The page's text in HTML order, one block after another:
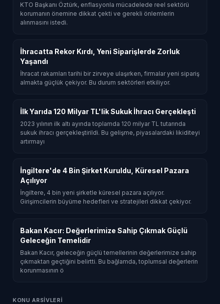
KTO Başkanı Öztürk, enflasyonla mücadelede reel sektörü
korumanın önemine dikkat çekti ve gerekli önlemlerin
alınmasını istedi.
İhracatta Rekor Kırdı, Yeni Siparişlerde Zorluk
Yaşandı
İhracat rakamları tarihi bir zirveye ulaşırken, firmalar yeni sipariş
almakta güçlük çekiyor. Bu durum sektörleri etkiliyor.
İlk Yarıda 120 Milyar TL'lik Sukuk İhracı Gerçekleşti
2023 yılının ilk altı ayında toplamda 120 milyar TL tutarında
sukuk ihracı gerçekleştirildi. Bu gelişme, piyasalardaki likiditeyi
artırmayı
İngiltere'de 4 Bin Şirket Kuruldu, Küresel Pazara
Açılıyor
İngiltere, 4 bin yeni şirketle küresel pazara açılıyor.
Girişimcilerin büyüme hedefleri ve stratejileri dikkat çekiyor.
Bakan Kacır: Değerlerimize Sahip Çıkmak Güçlü
Geleceğin Temelidir
Bakan Kacır, geleceğin güçlü temellerinin değerlerimize sahip
çıkmaktan geçtiğini belirtti. Bu bağlamda, toplumsal değerlerin
korunmasının ö
KONU ARSIVLERI